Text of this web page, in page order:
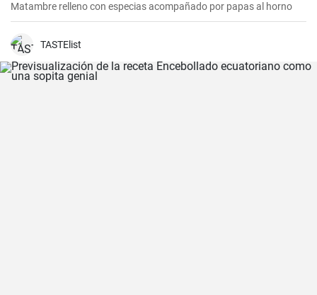
Matambre relleno con especias acompañado por papas al horno
TASTElist